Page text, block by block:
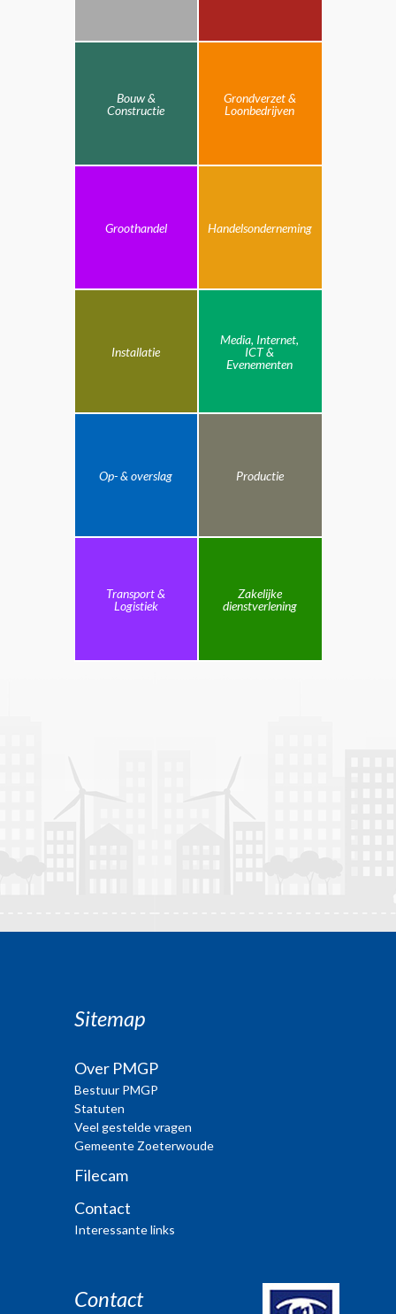
Bouw &
Constructie
Grondverzet &
Loonbedrijven
Groothandel Handelsonderneming
Installatie
Media, Internet,
ICT &
Evenementen
Op- & overslag Productie
Transport &
Logistiek
Zakelijke
dienstverlening
Sitemap
Over PMGP
Bestuur PMGP
Statuten
Veel gestelde vragen
Gemeente Zoeterwoude
Filecam
Contact
Interessante links
Contact